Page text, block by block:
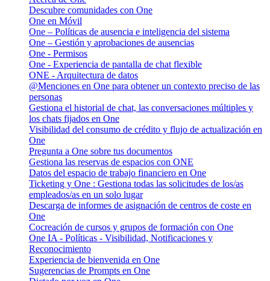
Descubre comunidades con One
One en Móvil
One – Políticas de ausencia e inteligencia del sistema
One – Gestión y aprobaciones de ausencias
One - Permisos
One - Experiencia de pantalla de chat flexible
ONE - Arquitectura de datos
@Menciones en One para obtener un contexto preciso de las
personas
Gestiona el historial de chat, las conversaciones múltiples y
los chats fijados en One
Visibilidad del consumo de crédito y flujo de actualización en
One
Pregunta a One sobre tus documentos
Gestiona las reservas de espacios con ONE
Datos del espacio de trabajo financiero en One
Ticketing y One : Gestiona todas las solicitudes de los/as
empleados/as en un solo lugar
Descarga de informes de asignación de centros de coste en
One
Cocreación de cursos y grupos de formación con One
One IA - Políticas - Visibilidad, Notificaciones y
Reconocimiento
Experiencia de bienvenida en One
Sugerencias de Prompts en One